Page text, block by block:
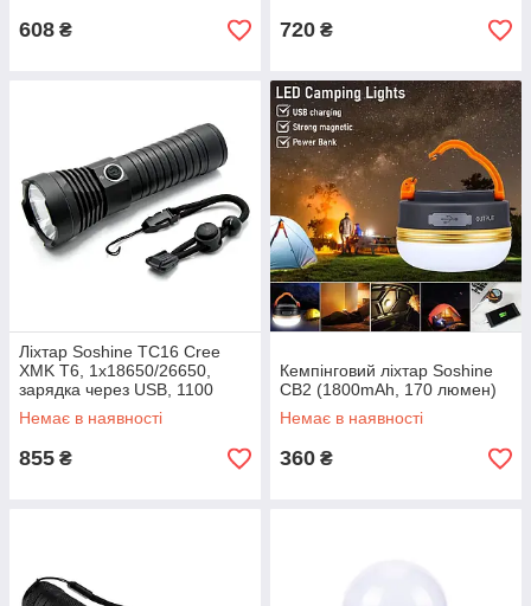
608 ₴ 720 ₴
Ліхтар Soshine TC16 Cree
XMK T6, 1x18650/26650,
зарядка через USB, 1100
люмен
Немає в наявності
855 ₴
Кемпінговий ліхтар Soshine
CB2 (1800mAh, 170 люмен)
Немає в наявності
360 ₴